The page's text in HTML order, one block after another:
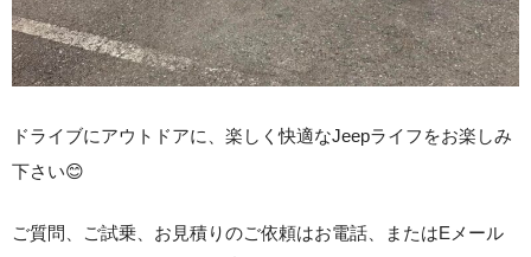
ドライブにアウトドアに、楽しく快適なJeepライフをお楽しみ
下さい😊
ご質問、ご試乗、お見積りのご依頼はお電話、またはEメール